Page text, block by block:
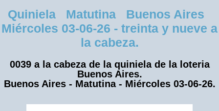
Quiniela Matutina Buenos Aires
Miércoles 03-06-26 - treinta y nueve a
la cabeza.
0039 a la cabeza de la quiniela de la loteria
Buenos Aires.
Buenos Aires - Matutina - Miércoles 03-06-26.